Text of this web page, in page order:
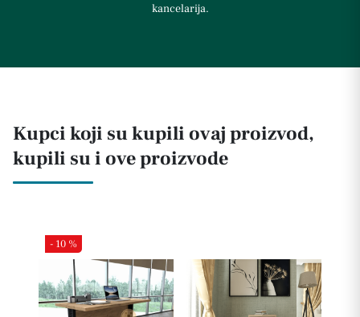
kancelarija.
Kupci koji su kupili ovaj proizvod,
kupili su i ove proizvode
- 10 %